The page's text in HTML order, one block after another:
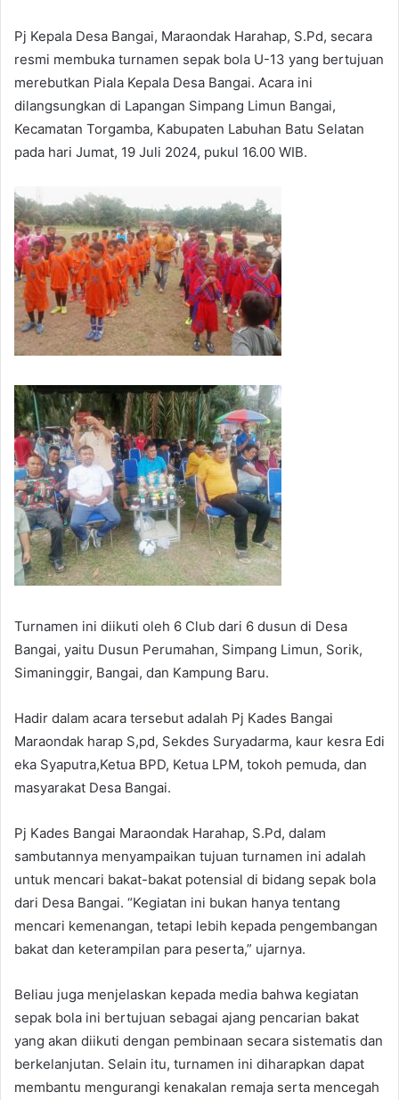
Pj Kepala Desa Bangai, Maraondak Harahap, S.Pd, secara
resmi membuka turnamen sepak bola U-13 yang bertujuan
merebutkan Piala Kepala Desa Bangai. Acara ini
dilangsungkan di Lapangan Simpang Limun Bangai,
Kecamatan Torgamba, Kabupaten Labuhan Batu Selatan
pada hari Jumat, 19 Juli 2024, pukul 16.00 WIB.
Turnamen ini diikuti oleh 6 Club dari 6 dusun di Desa
Bangai, yaitu Dusun Perumahan, Simpang Limun, Sorik,
Simaninggir, Bangai, dan Kampung Baru.
Hadir dalam acara tersebut adalah Pj Kades Bangai
Maraondak harap S,pd, Sekdes Suryadarma, kaur kesra Edi
eka Syaputra,Ketua BPD, Ketua LPM, tokoh pemuda, dan
masyarakat Desa Bangai.
Pj Kades Bangai Maraondak Harahap, S.Pd, dalam
sambutannya menyampaikan tujuan turnamen ini adalah
untuk mencari bakat-bakat potensial di bidang sepak bola
dari Desa Bangai. “Kegiatan ini bukan hanya tentang
mencari kemenangan, tetapi lebih kepada pengembangan
bakat dan keterampilan para peserta,” ujarnya.
Beliau juga menjelaskan kepada media bahwa kegiatan
sepak bola ini bertujuan sebagai ajang pencarian bakat
yang akan diikuti dengan pembinaan secara sistematis dan
berkelanjutan. Selain itu, turnamen ini diharapkan dapat
membantu mengurangi kenakalan remaja serta mencegah